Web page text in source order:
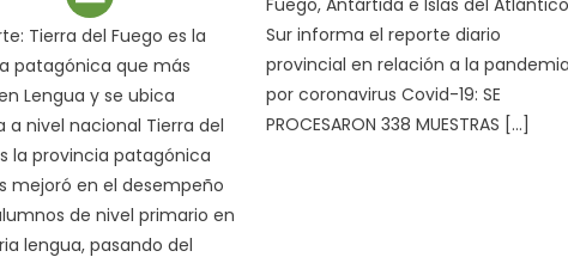
Tierra del Fuego es la
patagónica que más
Lengua y se ubica
a nivel nacional Tierra del
la provincia patagónica
mejoró en el desempeño
de nivel primario en
lengua, pasando del
Sur informa el reporte diario
provincial en relación a la
por coronavirus Covid-19: SE
PROCESARON 338 MUESTRAS […]